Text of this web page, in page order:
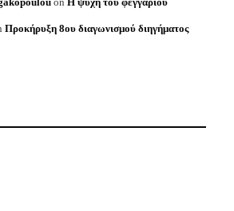
Προκήρυξη 8ου διαγωνισμού διηγήματος